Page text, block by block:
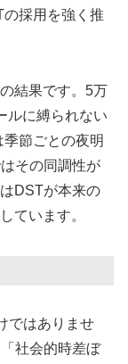
採用を強く推
結果です。5万
ルに縛られない
節ごとの夜明
その同調性が
DSTが本来の
ています。
ではありませ
社会的時差ぼ